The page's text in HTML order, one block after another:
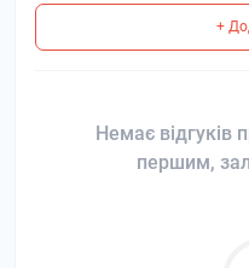
+
Немає відгуків
першим,